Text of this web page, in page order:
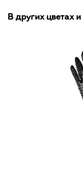
В других цветах